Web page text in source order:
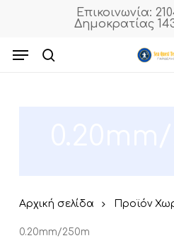
content
Επικοινωνία:
Δημοκρατίας
Menu
Cart
Αρχική σελίδα Προϊόν
0.20mm/250m